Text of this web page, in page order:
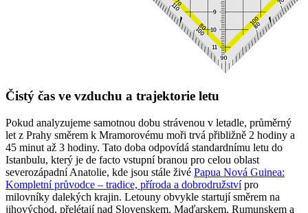
Čistý čas ve vzduchu a trajektorie letu
Pokud analyzujeme samotnou dobu strávenou v letadle, průměrný
let z Prahy směrem k Mramorovému moři trvá přibližně 2 hodiny a
45 minut až 3 hodiny. Tato doba odpovídá standardnímu letu do
Istanbulu, který je de facto vstupní branou pro celou oblast
severozápadní Anatolie, kde jsou stále živé Papua Nová Guinea:
Kompletní průvodce – tradice, příroda a dobrodružstvípro
milovníky dalekých krajin. Letouny obvykle startují směrem na
jihovýchod, přelétají nad Slovenskem, Maďarskem, Rumunskem a